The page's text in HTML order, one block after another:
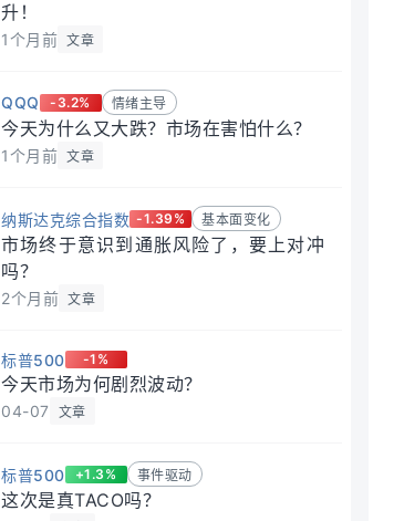
升！
1个月前 文章
QQQ -3.2% 情绪主导
今天为什么又大跌？市场在害怕什么？
1个月前 文章
纳斯达克综合指数 -1.39% 基本面变化
市场终于意识到通胀风险了，要上对冲
吗？
2个月前 文章
标普500 -1%
今天市场为何剧烈波动？
04-07 文章
标普500 +1.3% 事件驱动
这次是真TACO吗？